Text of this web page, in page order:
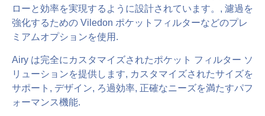
ローと効率を実現するように設計されています。, 濾過を
強化するための Viledon ポケットフィルターなどのプレ
ミアムオプションを使用.
Airy は完全にカスタマイズされたポケット フィルター ソ
リューションを提供します, カスタマイズされたサイズを
サポート, デザイン, ろ過効率, 正確なニーズを満たすパフ
ォーマンス機能.